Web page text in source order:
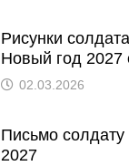
Рисунки
Новый год 2027
02.03.2026
Письмо
2027